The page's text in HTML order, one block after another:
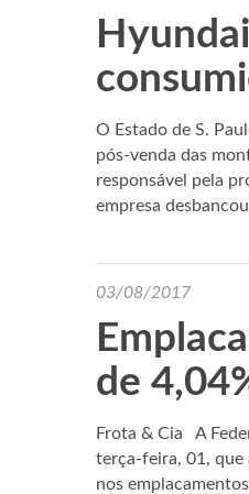
O Estado de S.
pós-venda das
responsável pela
empresa
03/08/2017
de
Frota & Cia A
terça-feira, 01, que
nos